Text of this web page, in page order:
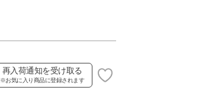
再入荷通知を受け取る
※お気に入り商品に登録されます